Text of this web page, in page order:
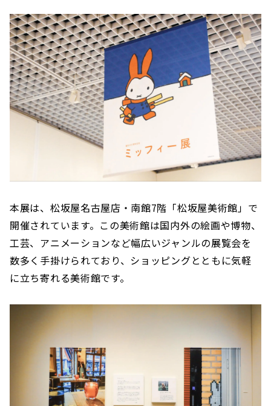
本展は、松坂屋名古屋店・南館7階「松坂屋美術館」で
開催されています。この美術館は国内外の絵画や博物、
工芸、アニメーションなど幅広いジャンルの展覧会を
数多く手掛けられており、ショッピングとともに気軽
に立ち寄れる美術館です。